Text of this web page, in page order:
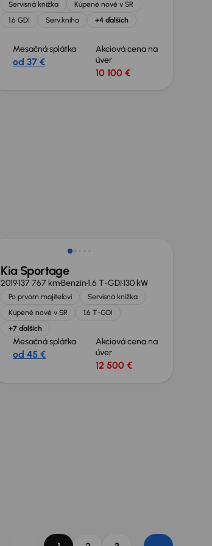
Servisná knižka
Kúpené nové v SR
1.6 GDI
Serv.kniha +4 ďalších
Mesačná splátka
od 37 €
Akciová cena na
úver
10 100 €
Kia Sportage
2019137 767 kmBenzín1.6 T-GDI130 kW
Po prvom majiteľovi
Servisná knižka
Kúpené nové v SR
1.6 T-GDI
+7 ďalších
Mesačná splátka
od 45 €
Akciová cena na
úver
12 500 €